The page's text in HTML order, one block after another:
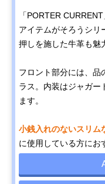
「PORTER
アイテムがそろうシリ
押しを施した牛革も魅
フロント部分には、品
ラス。内装はジャガー
ます。
小銭入れのないスリム
に使用している方にお